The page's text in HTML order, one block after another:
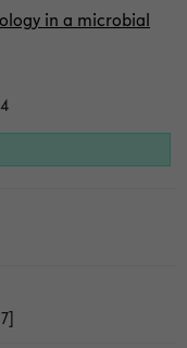
in a microbial